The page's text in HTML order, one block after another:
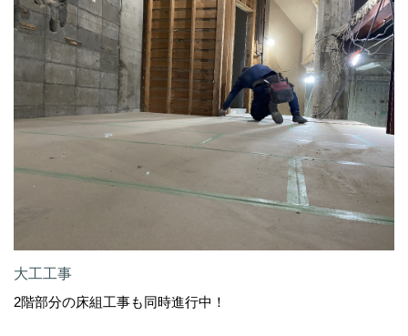
大工工事
2階部分の床組工事も同時進行中！